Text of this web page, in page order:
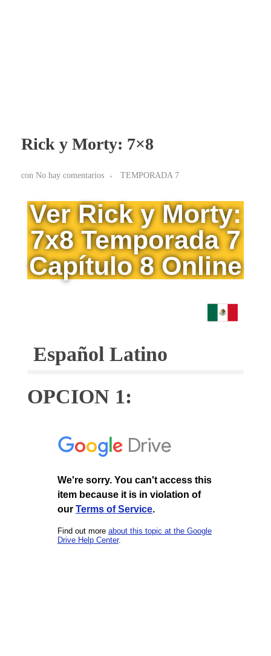
Rick y Morty: 7×8
con No hay comentarios TEMPORADA 7
Ver Rick y Morty:
7x8 Temporada 7
Capítulo 8 Online
Español Latino
OPCION 1: